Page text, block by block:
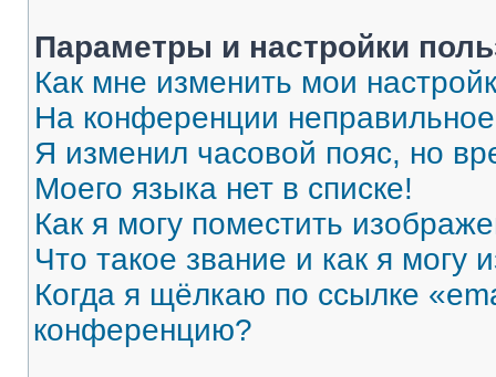
Параметры и настройки
Как мне изменить мои
На конференции
Я изменил часовой пояс, но
Моего языка нет в списке!
Как я могу поместить
Что такое звание и как я могу
Когда я щёлкаю по ссылке
конференцию?